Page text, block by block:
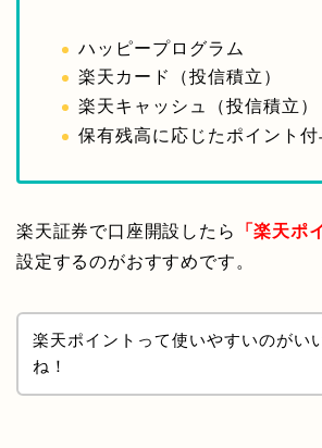
ハッピープログラム
楽天カード（投信積立）
楽天キャッシュ（投信積立）
保有残高に応じたポイント
楽天証券で口座開設したら 「楽天ポ
設定するのがおすすめです。
楽天ポイントって使いやすいのがい
ね！